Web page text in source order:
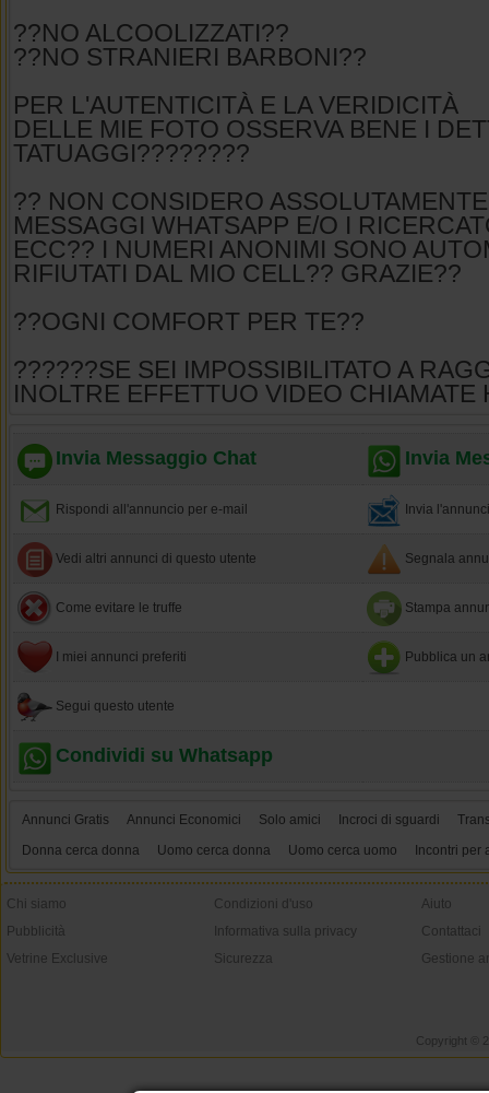
??NO ALCOOLIZZATI??
??NO STRANIERI BARBONI??
PER L'AUTENTICITÀ E LA VERIDICITÀ
DELLE MIE FOTO OSSERVA BENE I
TATUAGGI????????
?? NON CONSIDERO
MESSAGGI WHATSAPP E/O I
ECC?? I NUMERI ANONIMI SONO
RIFIUTATI DAL MIO CELL?? GRAZIE??
??OGNI COMFORT PER TE??
??????SE SEI IMPOSSIBILITATO A
INOLTRE EFFETTUO VIDEO
Invia Messaggio Chat Invia
Rispondi all'annuncio per e-mail Invia
Vedi altri annunci di questo utente Segnala
Come evitare le truffe Stampa
I miei annunci preferiti Pubblica un
Segui questo utente
Condividi su Whatsapp
Annunci Gratis Annunci Economici Solo amici Incroci di sguardi
Donna cerca donna
Uomo cerca donna Uomo cerca uomo Incontri per
Chi siamo
Pubblicità
Vetrine Exclusive
Condizioni d'uso
Informativa sulla privacy
Sicurezza
Aiuto
Contattaci
Gestione
Copyright ©